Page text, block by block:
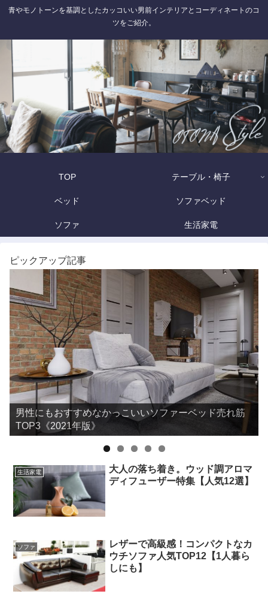
青やモノトーンを基調としたカッコいい男前インテリアとコーディネートのコ
ツをご紹介。
TOP テーブル・椅子
ベッド ソファベッド
ソファ 生活家電
ピックアップ記事
男性にもおすすめなかっこいいソファーベッド売れ筋
TOP3《2021年版》
生活家電
大人の落ち着き。ウッド調アロマ
ディフューザー特集【人気12選】
ソファ
レザーで高級感！コンパクトなカ
ウチソファ人気TOP12【1人暮ら
しにも】